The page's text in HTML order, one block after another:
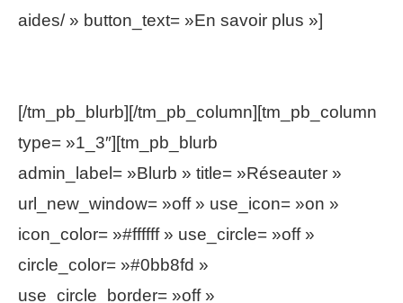
aides/ » button_text= »En savoir plus »]
[/tm_pb_blurb][/tm_pb_column][tm_pb_column
type= »1_3″][tm_pb_blurb
admin_label= »Blurb » title= »Réseauter »
url_new_window= »off » use_icon= »on »
icon_color= »#ffffff » use_circle= »off »
circle_color= »#0bb8fd »
use_circle_border= »off »